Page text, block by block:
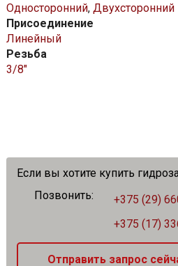
Односторонний, Двухсторонний
Присоединение
Линейный
Резьба
3/8″
Если вы хотите купить
Позвонить:
+375 (29)
+375 (17)
Отправить запрос